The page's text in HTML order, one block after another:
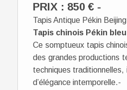
PRIX : 850 € -
Tapis Antique Pékin
Tapis chinois Pékin
Ce somptueux tapis
des grandes productions
techniques
d’élégance intemporelle.-